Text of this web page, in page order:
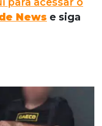
News e siga